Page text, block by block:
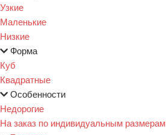
Узкие
Маленькие
Низкие
Форма
Куб
Квадратные
Особенности
Недорогие
На заказ по индивидуальным размерам